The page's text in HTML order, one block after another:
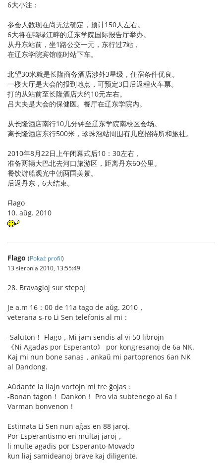
6大小注：
参会人数现在尚无法确定，预计150人左右。
6大将在鸭绿江畔的辽东学院国际报告厅举办。
从丹东站前，坐1路公交一元，东行过7站，
在辽东学院宾馆临时站下车。
北望30米就是长隆商务酒店涉外3星级，住宿条件优良。
一楼大厅是大会的报到地点，可预定3日后返程火车票。
打的从站前至长隆酒店大约10元左右。
吕大夫是大会的保健医。餐厅在辽东学院内。
从长隆酒店南行10几分钟至辽东学院南校区会场。
离长隆酒店东行500米，珍珠泡站周围有几座招待所和旅社。
2010年8月22日上午闭幕式后10：30左右，
准备两辆大巴北去河口旅游区，距离丹东60公里。
餐饮游船观光中朝两国美景。
后返丹东，6大结束。
Flago
10. aŭg. 2010
Flago (Pokaż profil)
13 sierpnia 2010, 13:55:49
28. Bravagloj sur stepoj
Je a.m 16：00 de 11a tago de aŭg. 2010，
veterana s-ro Li Sen telefonis al mi：
-Saluton！ Flago，Mi jam sendis al vi 50 librojn
《Ni Agadas por Esperanto》 por kongresanoj de 6a NK.
Kaj mi nun bone sanas，ankaŭ mi partoprenos 6an NK
al Dandong.
Aŭdante la liajn vortojn mi tre ĝojas：
-Bonan tagon！ Dankon！ Pro via subtenego al 6a！
Varman bonvenon！
Estimata Li Sen nun aĝas en 88 jaroj.
Por Esperantismo en multaj jaroj，
li multe agadis por Esperanto-Movado
kun liaj samideanoj brave kaj diligente.